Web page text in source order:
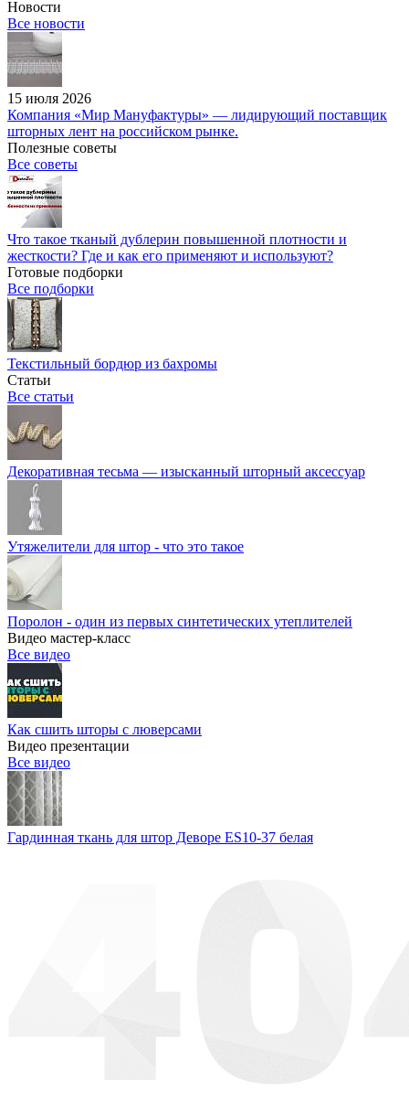
Новости
Все новости
15 июля 2026
Компания «Мир Мануфактуры» — лидирующий поставщик
шторных лент на российском рынке.
Полезные советы
Все советы
Что такое тканый дублерин повышенной плотности и
жесткости? Где и как его применяют и используют?
Готовые подборки
Все подборки
Текстильный бордюр из бахромы
Статьи
Все статьи
Декоративная тесьма — изысканный шторный аксессуар
Утяжелители для штор - что это такое
Поролон - один из первых синтетических утеплителей
Видео мастер-класс
Все видео
Как сшить шторы с люверсами
Видео презентации
Все видео
Гардинная ткань для штор Деворе ES10-37 белая